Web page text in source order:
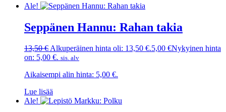
Ale!
Seppänen Hannu: Rahan takia
13,50€Alkuperäinen hinta oli: 13,50 €.5,00 €Nykyinen hinta
on: 5,00 €. sis. alv
Aikaisempi alin hinta: 5,00 €.
Lue lisää
Ale!